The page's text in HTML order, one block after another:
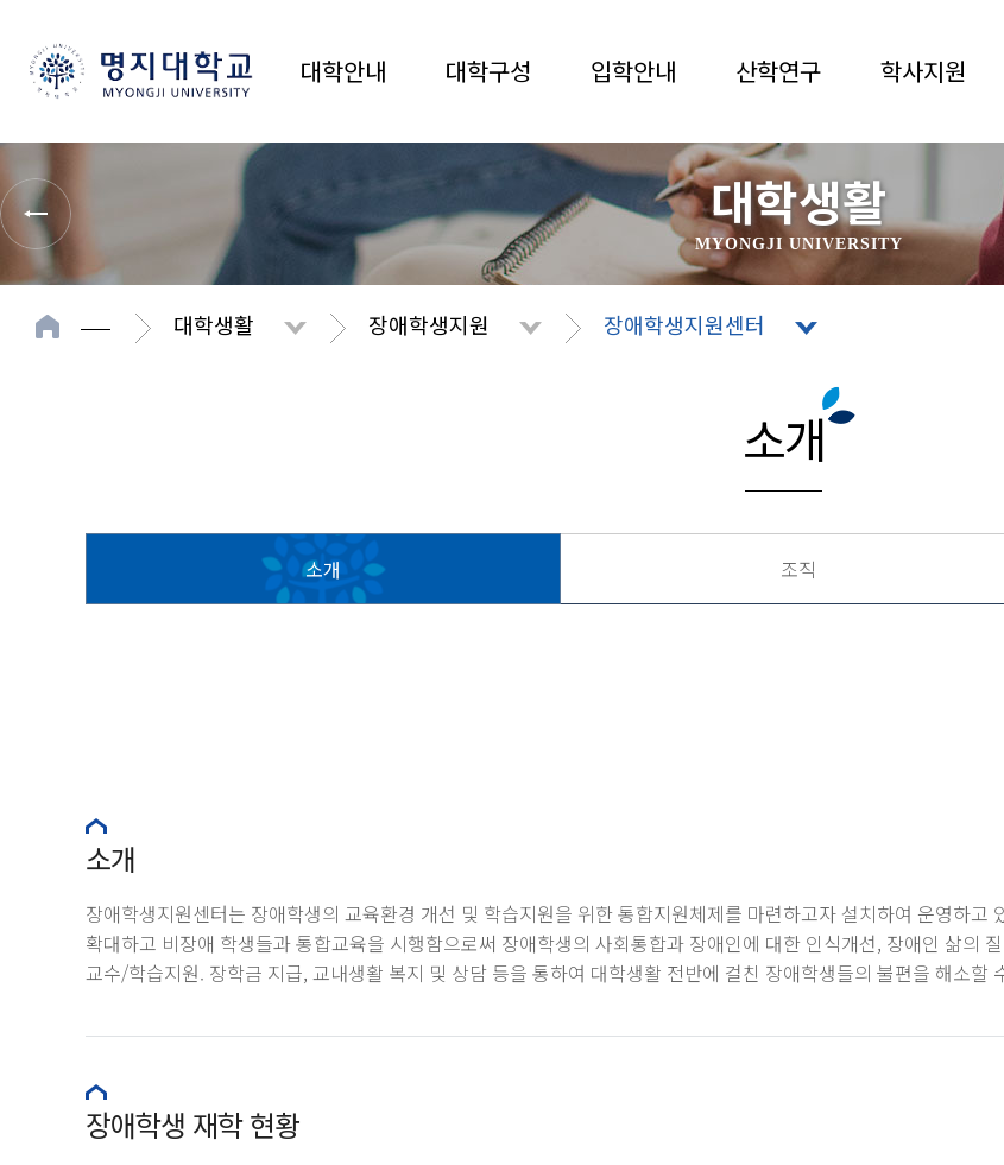
대학안내 대학구성 입학안내 산학연구 학사지원
대학생활
MYONGJI UNIVERSITY
대학생활 장애학생지원 장애학생지원센터
소개
소개 조직
소개
장애학생지원센터는 장애학생의 교육환경 개선 및 학습지원을 위한 통합지원체제를 마련하고자 설치하여 운영하고
확대하고 비장애 학생들과 통합교육을 시행함으로써 장애학생의 사회통합과 장애인에 대한 인식개선, 장애인 삶의
교수/학습지원. 장학금 지급, 교내생활 복지 및 상담 등을 통하여 대학생활 전반에 걸친 장애학생들의 불편을 해소할
장애학생 재학 현황